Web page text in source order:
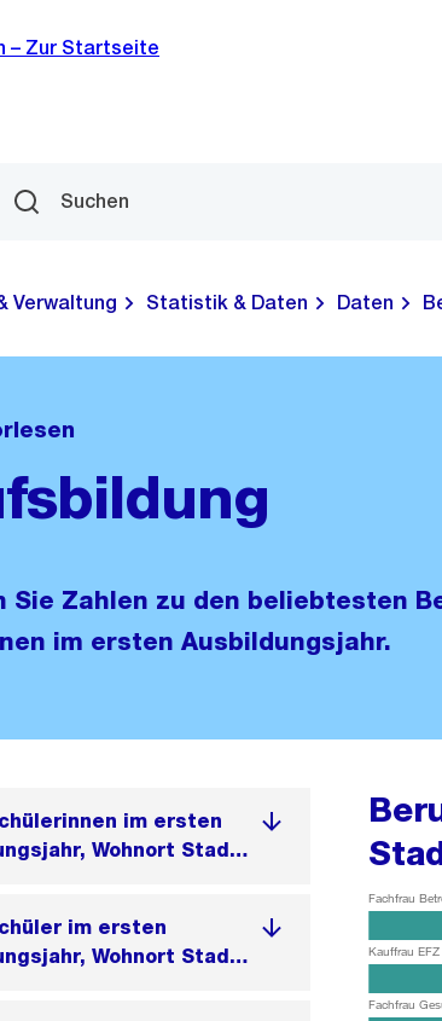
Suchen
Verwaltung Statistik & Daten Daten
Sie Zahlen zu den beliebtesten
im ersten Ausbildungsjahr.
im ersten
Wohnort Stadt
im ersten
Wohnort Stadt
Fachfrau
Kauffrau EFZ
Fachfrau